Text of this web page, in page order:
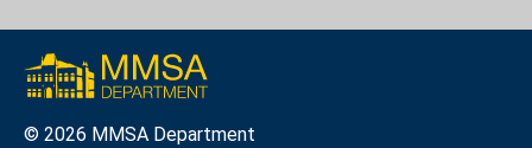
© 2026 MMSA Department